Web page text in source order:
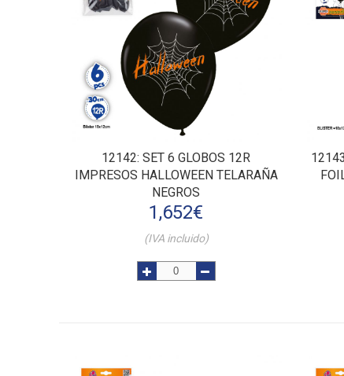
12142: SET 6 GLOBOS 12R
IMPRESOS HALLOWEEN TELARAÑA
NEGROS
1,652€
(IVA incluido)
12143